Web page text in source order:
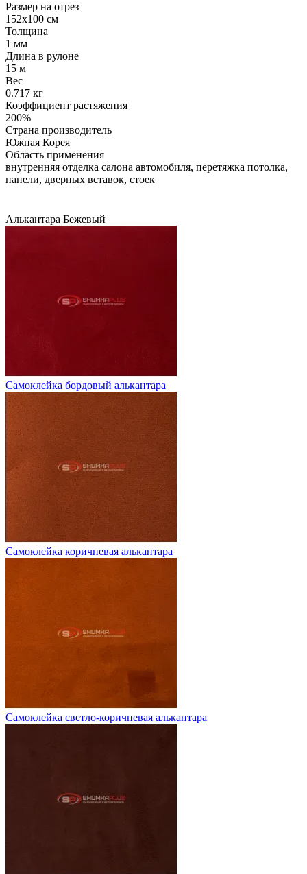
Размер на отрез
152х100 см
Толщина
1 мм
Длина в рулоне
15 м
Вес
0.717 кг
Коэффициент растяжения
200%
Страна производитель
Южная Корея
Область применения
внутренняя отделка салона автомобиля, перетяжка потолка,
панели, дверных вставок, стоек
Алькантара Бежевый
Самоклейка бордовый алькантара
Самоклейка коричневая алькантара
Самоклейка светло-коричневая алькантара